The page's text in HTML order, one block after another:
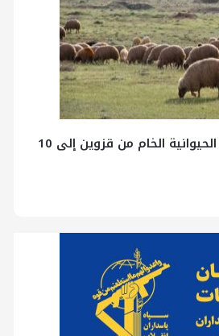
تصدير منتجات الثروة الحيوانية الخام من قزوين إلى 10